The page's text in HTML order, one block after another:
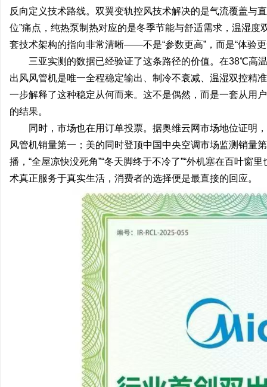
反向定义技术路线。双翼变轨控风技术解决的是气流覆盖与
位”痛点，纯热泵制热对应的是冬季节能与舒适需求，温湿
套技术架构的指向非常清晰——不是“参数更高”，而是“体验更
三亚实测的数据已经验证了这条路径的价值。在38℃高
出风风管机是唯一全程稳定输出、制冷不衰减、温湿双控精
一步解释了这种稳定从何而来。这不是偶然，而是一套从用
的结果。
同时，市场也在用订单投票。据奥维云网市场地位证明
风管机销量第一；美的同时登顶中国中央空调市场监测销量
播，“全屋凉快没死角”“冬天脚终于不冷了”“外机塞在百叶
术真正服务于真实生活，消费者的选择便是最直接的回应。